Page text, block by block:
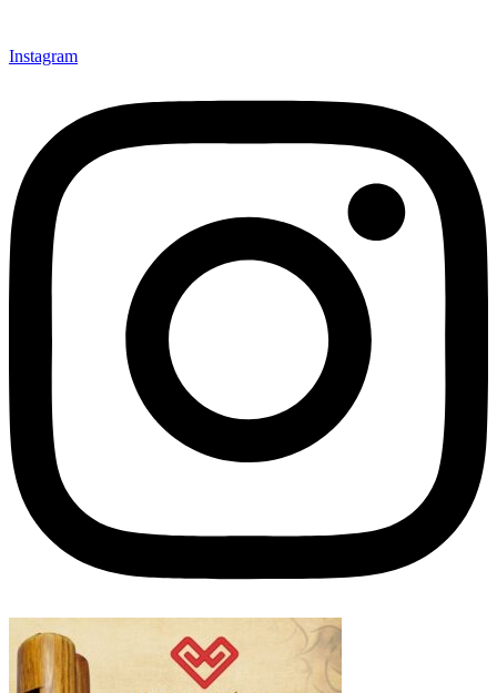
Instagram